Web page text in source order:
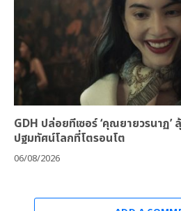
GDH ปล่อยทีเซอร์ ‘คุณยายวรนาฏ’
ปฐมทัศน์โลกที่โตรอนโต
06/08/2026